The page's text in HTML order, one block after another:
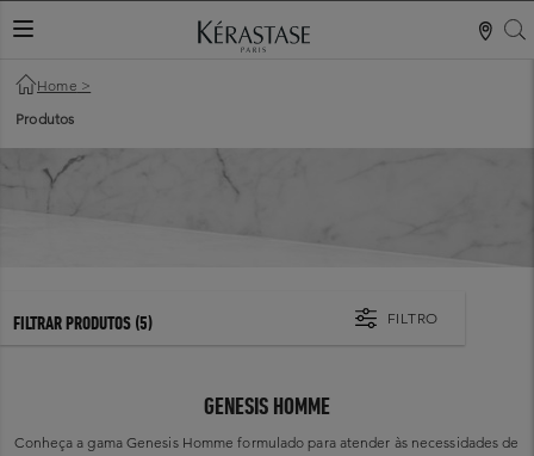
ALTERNAR NAVEGAÇÃO
Home >
Produtos
FILTRAR PRODUTOS (5) FILTRO
GENESIS HOMME
Conheça a gama Genesis Homme formulado para atender às necessidades de